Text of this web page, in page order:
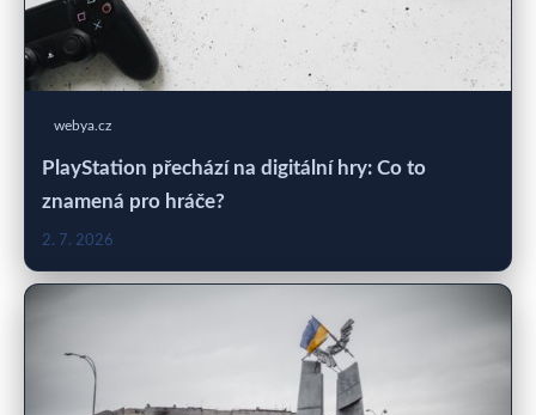
webya.cz
PlayStation přechází na digitální hry: Co to
znamená pro hráče?
2. 7. 2026